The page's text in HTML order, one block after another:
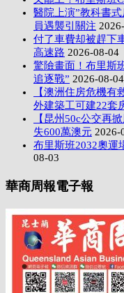
醫院上演”教科書
員遇襲引關注
付了車費却被趕下
高速路 2026-08-04
驚險畫面！布里斯
追逐戰” 2026-08-04
【澳洲住房危機
外建築工可建22套
【昆州50c公交再
失600萬澳元 2026-
布里斯班2032奧運
08-03
華商周報電子報